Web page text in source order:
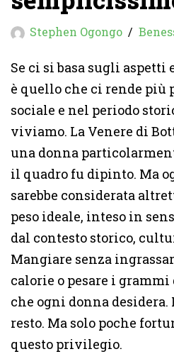
Stephen Ogongo
Se ci si basa sugli aspetti
è quello che ci rende più
sociale e nel periodo
viviamo. La Venere di
una donna
il quadro fu dipinto. Ma
sarebbe considerata
peso ideale, inteso in
dal contesto storico,
Mangiare senza
calorie o pesare i grammi
che ogni donna
resto. Ma solo poche
questo privilegio.